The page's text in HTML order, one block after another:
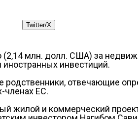
Twitter/X
млн. долл. США) за
инвестиций.
отвечающие
членах ЕС.
жилой и коммерческий